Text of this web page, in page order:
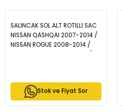
SALINCAK SOL ALT ROTILLI SAC
NISSAN QASHQAI 2007-2014 /
NISSAN ROGUE 2008-2014 /
Stok ve Fiyat Sor